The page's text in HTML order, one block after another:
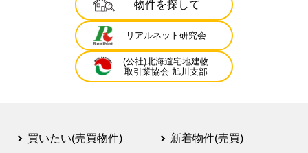
物件を探して
リアルネット研究会
(公社)北海道宅地建物
取引業協会 旭川支部
買いたい(売買物件)
新着物件(売買)